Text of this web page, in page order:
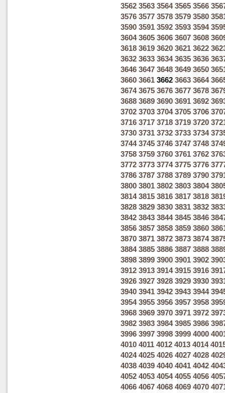
3562 3563 3564 3565 3566
3576 3577 3578 3579 3580
3590 3591 3592 3593 3594
3604 3605 3606 3607 3608
3618 3619 3620 3621 3622
3632 3633 3634 3635 3636
3646 3647 3648 3649 3650
3660 3661 3662 3663 3664
3674 3675 3676 3677 3678
3688 3689 3690 3691 3692
3702 3703 3704 3705 3706
3716 3717 3718 3719 3720
3730 3731 3732 3733 3734
3744 3745 3746 3747 3748
3758 3759 3760 3761 3762
3772 3773 3774 3775 3776
3786 3787 3788 3789 3790
3800 3801 3802 3803 3804
3814 3815 3816 3817 3818
3828 3829 3830 3831 3832
3842 3843 3844 3845 3846
3856 3857 3858 3859 3860
3870 3871 3872 3873 3874
3884 3885 3886 3887 3888
3898 3899 3900 3901 3902
3912 3913 3914 3915 3916
3926 3927 3928 3929 3930
3940 3941 3942 3943 3944
3954 3955 3956 3957 3958
3968 3969 3970 3971 3972
3982 3983 3984 3985 3986
3996 3997 3998 3999 4000
4010 4011 4012 4013 4014
4024 4025 4026 4027 4028
4038 4039 4040 4041 4042
4052 4053 4054 4055 4056
4066 4067 4068 4069 4070